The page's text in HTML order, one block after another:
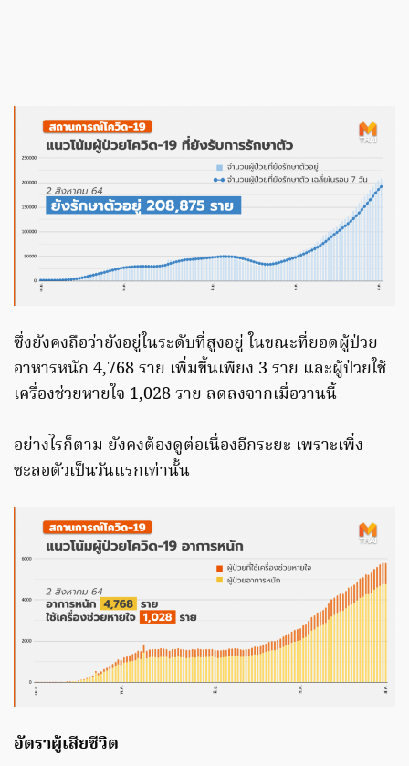
ซึ่งยังคงถือว่ายังอยู่ในระดับที่สูงอยู่ ในขณะที่ยอดผู้ป่วย
อาหารหนัก 4,768 ราย เพิ่มขึ้นเพียง 3 ราย และผู้ป่วยใช้
เครื่องช่วยหายใจ 1,028 ราย ลดลงจากเมื่อวานนี้
อย่างไรก็ตาม ยังคงต้องดูต่อเนื่องอีกระยะ เพราะเพิ่ง
ชะลอตัวเป็นวันแรกเท่านั้น
อัตราผู้เสียชีวิต